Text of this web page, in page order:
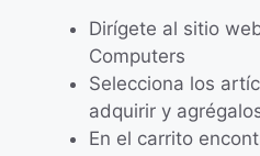
Dirígete al sitio
Computers
Selecciona los
adquirir y
En el carrito